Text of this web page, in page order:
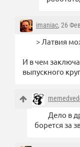
imaniac, 26
> Латвия
И в чем
выпускного
Дело в
борется за